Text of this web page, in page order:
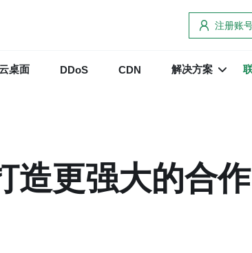
注册账
桌面 DDoS CDN 解决方案
造更强大的合